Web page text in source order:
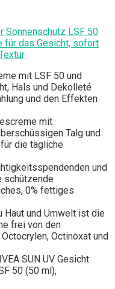
Sonnenschutz LSF 50
für das Gesicht, sofort
mit LSF 50 und
Hals und Dekolleté
und den Effekten
mit
Talg und
die tägliche
und
schützende
0% fettiges
Haut und Umwelt ist die
frei von den
Octinoxat und
SUN UV Gesicht
50 (50 ml),